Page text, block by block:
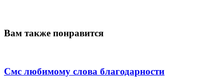
Вам также понравится
Смс любимому слова благодарности